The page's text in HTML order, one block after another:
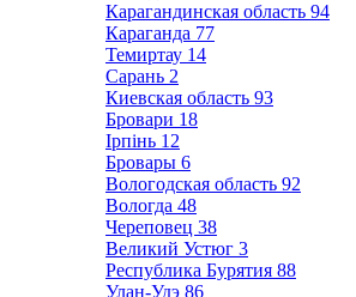
Карагандинская область 94
Караганда 77
Темиртау 14
Сарань 2
Киевская область 93
Бровари 18
Ірпінь 12
Бровары 6
Вологодская область 92
Вологда 48
Череповец 38
Великий Устюг 3
Республика Бурятия 88
Улан-Удэ 86